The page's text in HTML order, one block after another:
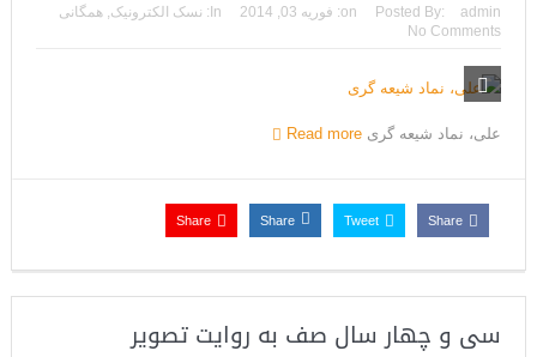
Posted By: admin
on: فوریه 03, 2014 In: نسک الکترونیک, همگانی
No Comments
علی‌، نماد شیعه گری Read more
Share
Tweet
Share
Share
سی و چهار سال صف به روایت تصویر